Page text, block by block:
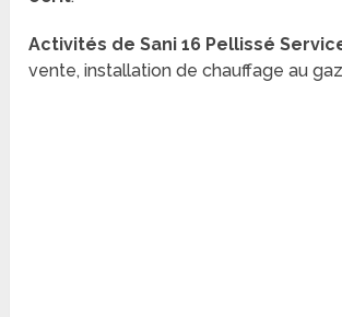
Activités de Sani 16 Pellissé
vente, installation de chauffage au